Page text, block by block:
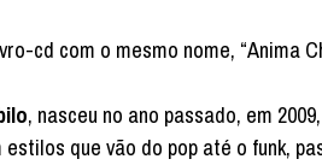
cd com o mesmo nome, “Anima
, nasceu no ano passado, em
que vão do pop até o funk,